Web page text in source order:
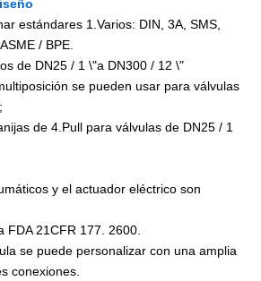
estándares 1.Varios: DIN, 3A, SMS,
/ BPE.
de DN25 / 1 \"a DN300 / 12 \"
se pueden usar para válvulas
de 4.Pull para válvulas de DN25 / 1
y el actuador eléctrico son
FDA 21CFR 177. 2600.
se puede personalizar con una amplia
conexiones.